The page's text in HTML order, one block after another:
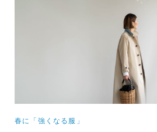
春に「強くなる服」